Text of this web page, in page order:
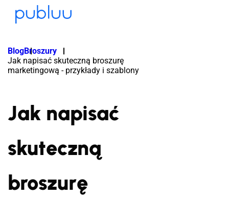
BlogBroszury
Jak napisać skuteczną broszurę
marketingową - przykłady i szablony
Jak napisać
skuteczną
broszurę